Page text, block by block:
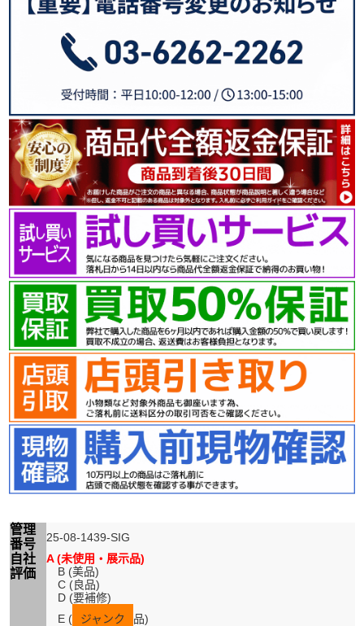
管理
番号
25-08-1439-SIG
自社
評価
A (未使用・展示品)
B (美品)
C (良品)
D (要補修)
E (
ジャンク 品)